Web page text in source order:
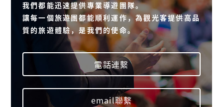
我們都能迅速提供專業導遊團隊。
讓每一個旅遊團都能順利運作，為觀光客提供高品
質的旅遊體驗，是我們的使命。
電話連繫
email聯繫